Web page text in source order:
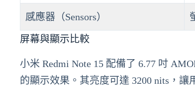
感應器（Sensors）
屏幕與顯示比較
小米 Redmi Note 15 配備了 6.77 吋
的顯示效果。其亮度可達 3200 nits，讓